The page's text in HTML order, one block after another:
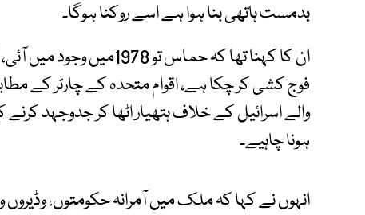
بدمست ہاتھی بنا ہوا ہے اسے روکنا ہوگا۔
فوج کشی کر چکا ہے، اقوام متحدہ کے چارٹر کے
والے اسرائیل کے خلاف ہتھیار اٹھا کر جدوجہد
ہونا چاہیے۔
انہوں نے کہا کہ ملک میں آمرانہ حکومتوں، وڈیروں